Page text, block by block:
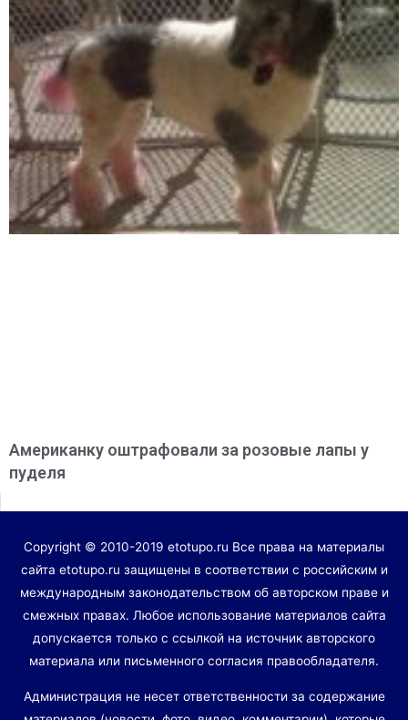
Американку оштрафовали за розовые лапы у
пуделя
Copyright © 2010-2019 etotupo.ru Все права на материалы
сайта etotupo.ru защищены в соответствии с российским и
международным законодательством об авторском праве и
смежных правах. Любое использование материалов сайта
допускается только с ссылкой на источник авторского
материала или письменного согласия правообладателя.
Администрация не несет ответственности за содержание